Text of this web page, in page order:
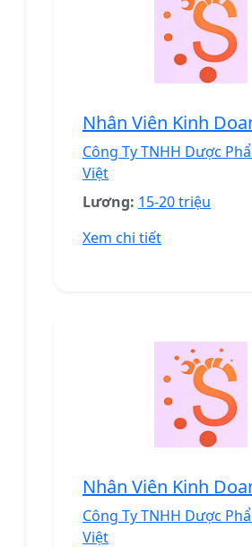
Nhân Viên Kinh
Công Ty TNHH Dược
Việt
Lương: 15-20 triệu
Xem chi tiết
Nhân Viên Kinh
Công Ty TNHH Dược
Việt